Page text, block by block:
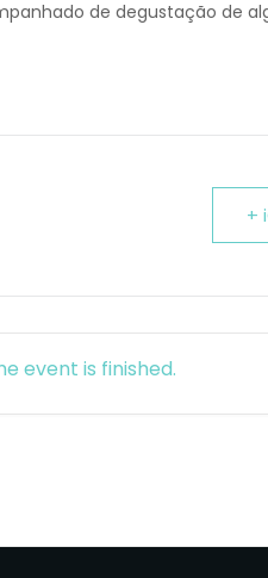
de degustação de
+
event is finished.